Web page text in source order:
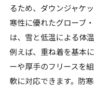
るため、ダウンジャケ
寒性に優れたグローブ
は、雪と低温による体
例えば、重ね着を基本
ーや厚手のフリースを
軟に対応できます。防